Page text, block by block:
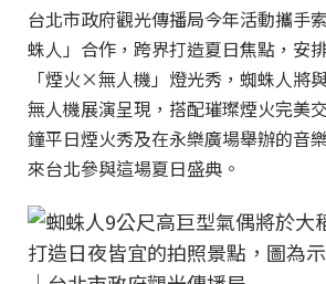
台北市政府觀光傳播局今年活動攜手
蛛人」合作，跨界打造夏日焦點，安
「煙火×無人機」燈光秀，蜘蛛人將
無人機展演呈現，搭配璀璨煙火完美
鐘平日煙火秀及在永樂廣場舉辦的音
來台北參與這場夏日盛典。